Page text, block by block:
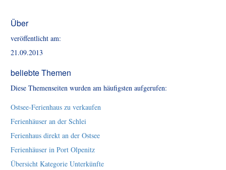
Über
veröffentlicht am:
21.09.2013
beliebte Themen
Diese Themenseiten wurden am häufigsten aufgerufen:
Ostsee-Ferienhaus zu verkaufen
Ferienhäuser an der Schlei
Ferienhaus direkt an der Ostsee
Ferienhäuser in Port Olpenitz
Übersicht Kategorie Unterkünfte